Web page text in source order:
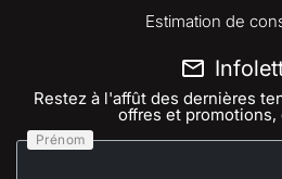
Estimation de
Restez à l'affût des dernières
offres et promotions,
Prénom